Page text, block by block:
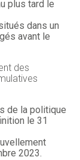
plus tard le
dans un
avant le
des
de la politique
le 31
2023.